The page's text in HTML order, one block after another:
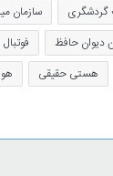
گردشگری سازمان
دیوان حافظ فوتبال
هستی حقیقی